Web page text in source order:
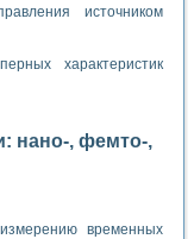
источником
характеристик
нано-, фемто-,
временных